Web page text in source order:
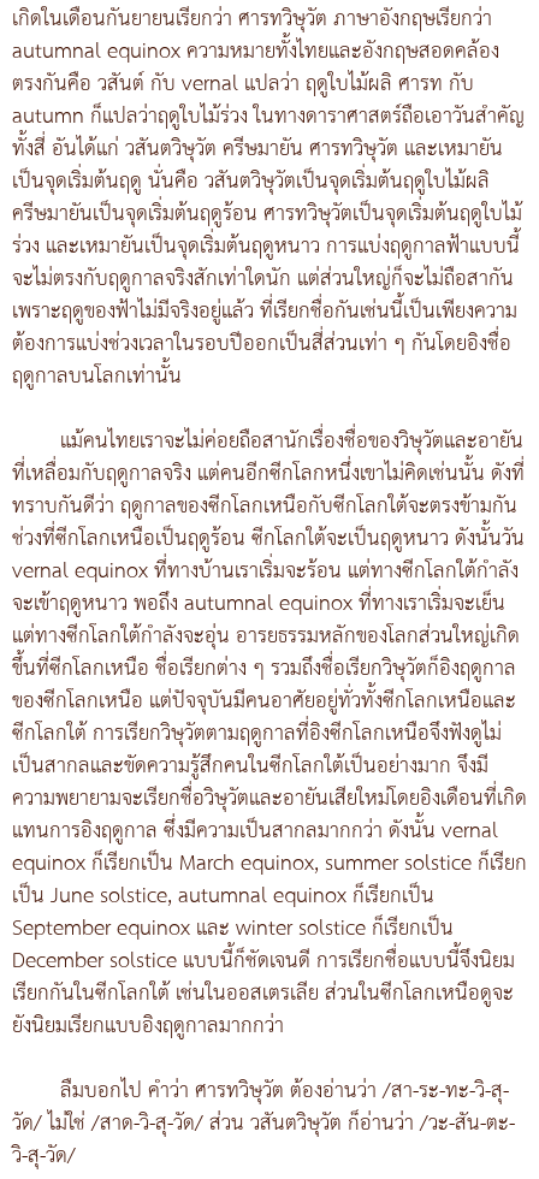
เกิดในเดือนกันยายนเรียกว่า ศารทวิษุวัต ภาษาอังกฤษเรียกว่า
autumnal equinox ความหมายทั้งไทยและอังกฤษสอดคล้อง
ตรงกันคือ วสันต์ กับ vernal แปลว่า ฤดูใบไม้ผลิ ศารท กับ
autumn ก็แปลว่าฤดูใบไม้ร่วง ในทางดาราศาสตร์ถือเอาวันสำคัญ
ทั้งสี่ อันได้แก่ วสันตวิษุวัต ครีษมายัน ศารทวิษุวัต และเหมายัน
เป็นจุดเริ่มต้นฤดู นั่นคือ วสันตวิษุวัตเป็นจุดเริ่มต้นฤดูใบไม้ผลิ
ครีษมายันเป็นจุดเริ่มต้นฤดูร้อน ศารทวิษุวัตเป็นจุดเริ่มต้นฤดูใบไม้
ร่วง และเหมายันเป็นจุดเริ่มต้นฤดูหนาว การแบ่งฤดูกาลฟ้าแบบนี้
จะไม่ตรงกับฤดูกาลจริงสักเท่าใดนัก แต่ส่วนใหญ่ก็จะไม่ถือสากัน
เพราะฤดูของฟ้าไม่มีจริงอยู่แล้ว ที่เรียกชื่อกันเช่นนี้เป็นเพียงความ
ต้องการแบ่งช่วงเวลาในรอบปีออกเป็นสี่ส่วนเท่า ๆ กันโดยอิงชื่อ
ฤดูกาลบนโลกเท่านั้น
แม้คนไทยเราจะไม่ค่อยถือสานักเรื่องชื่อของวิษุวัตและอายัน
ที่เหลื่อมกับฤดูกาลจริง แต่คนอีกซีกโลกหนึ่งเขาไม่คิดเช่นนั้น ดังที่
ทราบกันดีว่า ฤดูกาลของซีกโลกเหนือกับซีกโลกใต้จะตรงข้ามกัน
ช่วงที่ซีกโลกเหนือเป็นฤดูร้อน ซีกโลกใต้จะเป็นฤดูหนาว ดังนั้นวัน
vernal equinox ที่ทางบ้านเราเริ่มจะร้อน แต่ทางซีกโลกใต้กำลัง
จะเข้าฤดูหนาว พอถึง autumnal equinox ที่ทางเราเริ่มจะเย็น
แต่ทางซีกโลกใต้กำลังจะอุ่น อารยธรรมหลักของโลกส่วนใหญ่เกิด
ขึ้นที่ซีกโลกเหนือ ชื่อเรียกต่าง ๆ รวมถึงชื่อเรียกวิษุวัตก็อิงฤดูกาล
ของซีกโลกเหนือ แต่ปัจจุบันมีคนอาศัยอยู่ทั่วทั้งซีกโลกเหนือและ
ซีกโลกใต้ การเรียกวิษุวัตตามฤดูกาลที่อิงซีกโลกเหนือจึงฟังดูไม่
เป็นสากลและขัดความรู้สึกคนในซีกโลกใต้เป็นอย่างมาก จึงมี
ความพยายามจะเรียกชื่อวิษุวัตและอายันเสียใหม่โดยอิงเดือนที่เกิด
แทนการอิงฤดูกาล ซึ่งมีความเป็นสากลมากกว่า ดังนั้น vernal
equinox ก็เรียกเป็น March equinox, summer solstice ก็เรียก
เป็น June solstice, autumnal equinox ก็เรียกเป็น
September equinox และ winter solstice ก็เรียกเป็น
December solstice แบบนี้ก็ชัดเจนดี การเรียกชื่อแบบนี้จึงนิยม
เรียกกันในซีกโลกใต้ เช่นในออสเตรเลีย ส่วนในซีกโลกเหนือดูจะ
ยังนิยมเรียกแบบอิงฤดูกาลมากกว่า
ลืมบอกไป คำว่า ศารทวิษุวัต ต้องอ่านว่า /สา-ระ-ทะ-วิ-สุ-
วัด/ ไม่ใช่ /สาด-วิ-สุ-วัด/ ส่วน วสันตวิษุวัต ก็อ่านว่า /วะ-สัน-ตะ-
วิ-สุ-วัด/